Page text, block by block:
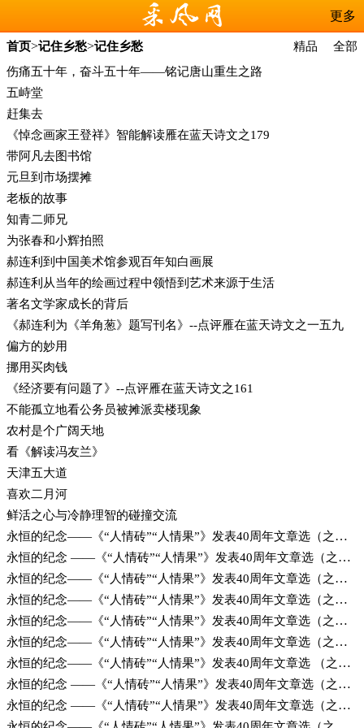
更多
首页>记住乡愁>记住乡愁 精品
全部
伤痛五十年，奋斗五十年——铭记唐山重生之路
五峙堂
赶集去
《悼念画家王登祥》智能解读雁在蓝天诗文之179
带阿凡去图书馆
元旦到市场摆摊
老板的故事
知青二师兄
为张春和小辉拍照
郝连利到中国美术馆参观百年知白画展
郝连利从当年的绘画过程中领悟到艺术来源于生活
著名文学家成长的背后
《郝连利为《羊角葱》题写刊名》--点评雁在蓝天诗文之一五九
偏方的妙用
挪用买肉钱
《经济要有问题了》--点评雁在蓝天诗文之161
不能孤立地看公务员被摊派卖楼现象
农村是个广阔天地
看《解读冯友兰》
天津五大道
喜欢二月河
鲜活之心与冷静理智的碰撞交流
永恒的纪念——《“人情砖”“人情果”》发表40周年文章选（之十四）“老钢”与“老铁”的故事……
永恒的纪念 ——《“人情砖”“人情果”》发表40周年文章选（之十二）
永恒的纪念——《“人情砖”“人情果”》发表40周年文章选（之十一）
永恒的纪念——《“人情砖”“人情果”》发表40周年文章选（之十）
永恒的纪念——《“人情砖”“人情果”》发表40周年文章选（之九）
永恒的纪念——《“人情砖”“人情果”》发表40周年文章选（之八）
永恒的纪念——《“人情砖”“人情果”》发表40周年文章选 （之七）
永恒的纪念 ——《“人情砖”“人情果”》发表40周年文章选（之六）
永恒的纪念 ——《“人情砖”“人情果”》发表40周年文章选（之五）